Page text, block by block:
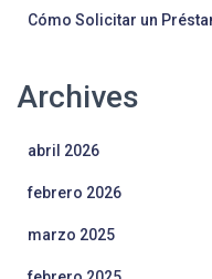
Cómo Solicitar un
Archives
abril 2026
febrero 2026
marzo 2025